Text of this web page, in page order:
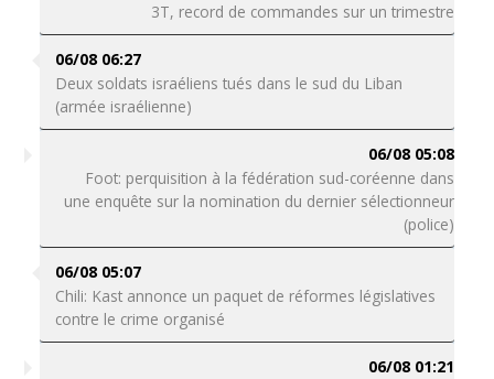
3T, record de commandes sur un trimestre
06/08 06:27
Deux soldats israéliens tués dans le sud du Liban
(armée israélienne)
06/08 05:08
Foot: perquisition à la fédération sud-coréenne dans
une enquête sur la nomination du dernier sélectionneur
(police)
06/08 05:07
Chili: Kast annonce un paquet de réformes législatives
contre le crime organisé
06/08 01:21